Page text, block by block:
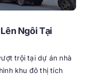
Ngôi Tại
trội tại dự án nhà
khu đô thị tích